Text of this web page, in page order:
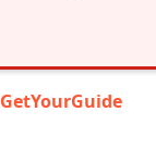
GetYourGuide